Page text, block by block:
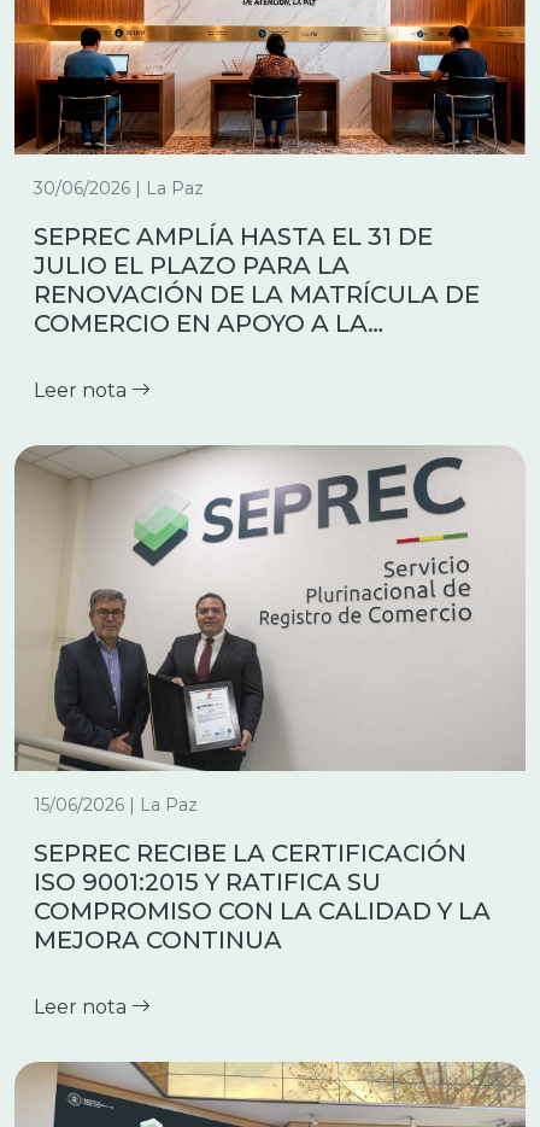
30/06/2026 | La Paz
SEPREC AMPLÍA HASTA EL 31 DE
JULIO EL PLAZO PARA LA
RENOVACIÓN DE LA MATRÍCULA DE
COMERCIO EN APOYO A LA
ECONÓMICA
Leer nota
15/06/2026 | La Paz
SEPREC RECIBE LA CERTIFICACIÓN
ISO 9001:2015 Y RATIFICA SU
COMPROMISO CON LA CALIDAD Y LA
MEJORA CONTINUA
Leer nota